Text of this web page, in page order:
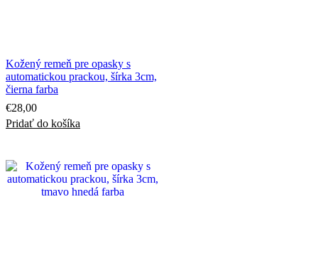
Kožený remeň pre opasky s
automatickou prackou, šírka 3cm,
čierna farba
€28,00
Pridať do košíka